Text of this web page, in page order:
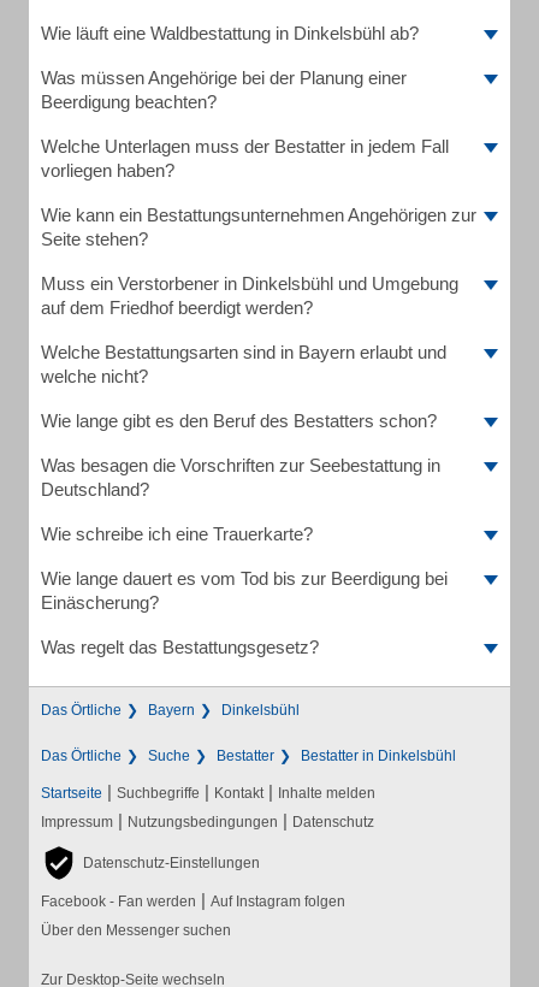
Wie läuft eine Waldbestattung in Dinkelsbühl ab?
Was müssen Angehörige bei der Planung einer
Beerdigung beachten?
Welche Unterlagen muss der Bestatter in jedem Fall
vorliegen haben?
Wie kann ein Bestattungsunternehmen Angehörigen zur
Seite stehen?
Muss ein Verstorbener in Dinkelsbühl und Umgebung
auf dem Friedhof beerdigt werden?
Welche Bestattungsarten sind in Bayern erlaubt und
welche nicht?
Wie lange gibt es den Beruf des Bestatters schon?
Was besagen die Vorschriften zur Seebestattung in
Deutschland?
Wie schreibe ich eine Trauerkarte?
Wie lange dauert es vom Tod bis zur Beerdigung bei
Einäscherung?
Was regelt das Bestattungsgesetz?
Das Örtliche Bayern Dinkelsbühl
Das Örtliche Suche Bestatter Bestatter in Dinkelsbühl
Startseite | Suchbegriffe | Kontakt | Inhalte melden
Impressum | Nutzungsbedingungen | Datenschutz
Datenschutz-Einstellungen
Facebook - Fan werden | Auf Instagram folgen
Über den Messenger suchen
Zur Desktop-Seite wechseln